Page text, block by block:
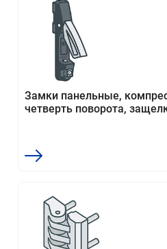
Замки панельные,
четверть поворота,